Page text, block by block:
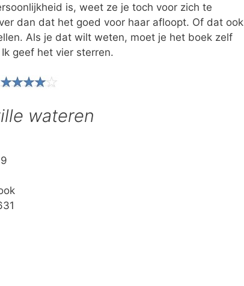
is, weet ze je toch voor zich te
dan dat het goed voor haar afloopt. Of dat ook
Als je dat wilt weten, moet je het boek zelf
geef het vier sterren.
wateren